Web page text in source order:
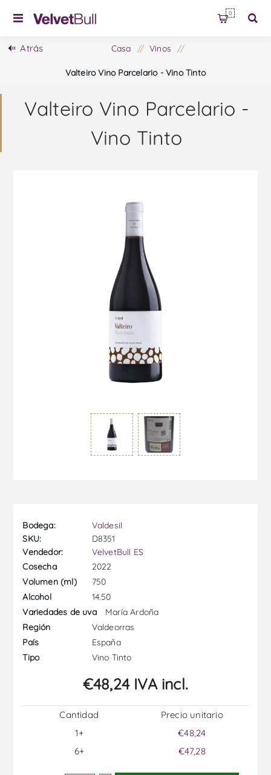
0
Atrás Casa / Vinos /
Valteiro Vino Parcelario - Vino Tinto
Valteiro Vino Parcelario -
Vino Tinto
Bodega:
Valdesil
SKU:
D8351
Vendedor:
VelvetBull ES
Cosecha
2022
Volumen (ml)
750
Alcohol
14.50
Variedades de uva
María Ardoña
Región
Valdeorras
País
España
Tipo
Vino Tinto
€48,24 IVA incl.
Cantidad
1+
6+
Precio unitario
€48,24
€47,28